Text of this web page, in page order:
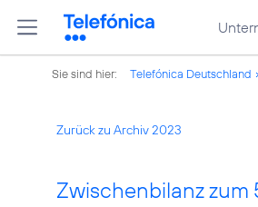
Sie sind hier: Telefónica Deutschland
Zurück zu Archiv 2023
Zwischenbilanz